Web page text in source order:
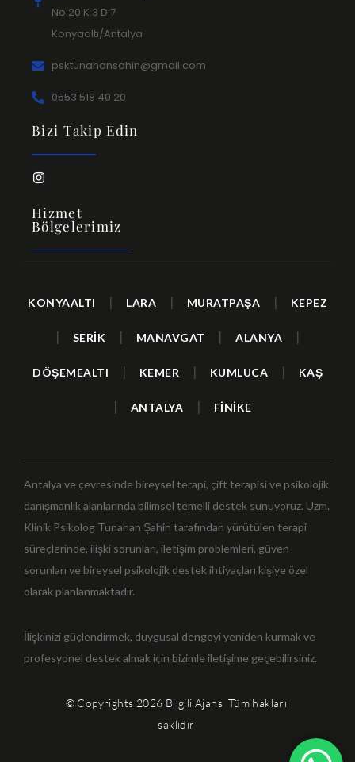
No:20 K:3 D:7
Konyaaltı/Antalya
psktunahansahin@gmail.com
0553 518 40 20
Bizi Takip Edin
Hizmet
Bölgelerimiz
KONYAALTI LARA MURATPAŞA KEPEZ
SERİK MANAVGAT ALANYA
DÖŞEMEALTI KEMER KUMLUCA KAŞ
ANTALYA FİNİKE
Antalya ve çevresinde bireysel terapi, çift terapisi ve psikolojik
danışmanlık alanlarında bilimsel temelli destek sunuyoruz. Uzm.
Klinik Psikolog Tunahan Şahin tarafından yürütülen terapi
süreçlerinde, ilişki sorunları, iletişim problemleri, güven
sorunları ve bireysel psikolojik destek ihtiyaçları kişiye özel
olarak planlanmaktadır.
İlişkinizi güçlendirmek, duygusal dengeyi yeniden kurmak ve
profesyonel destek almak için bizimle iletişime geçebilirsiniz.
© Copyrights 2026 Bilgili Ajans Tüm hakları
saklıdır